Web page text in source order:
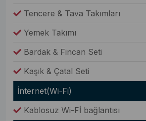
Tencere & Tava Takımları
Yemek Takımı
Bardak & Fincan Seti
Kaşık & Çatal Seti
İnternet(Wi-Fi)
Kablosuz Wi-Fİ bağlantısı